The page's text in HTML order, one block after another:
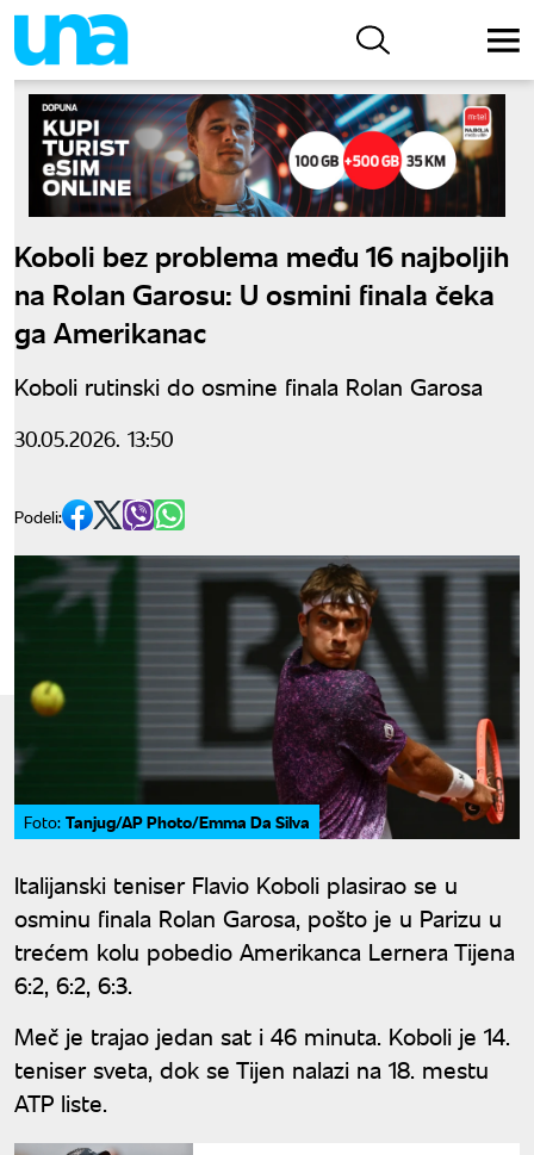
Koboli bez problema među 16 najboljih
na Rolan Garosu: U osmini finala čeka
ga Amerikanac
Koboli rutinski do osmine finala Rolan Garosa
30.05.2026. 13:50
Podeli:
Foto: Tanjug/AP Photo/Emma Da Silva
Italijanski teniser Flavio Koboli plasirao se u
osminu finala Rolan Garosa, pošto je u Parizu u
trećem kolu pobedio Amerikanca Lernera Tijena
6:2, 6:2, 6:3.
Meč je trajao jedan sat i 46 minuta. Koboli je 14.
teniser sveta, dok se Tijen nalazi na 18. mestu
ATP liste.